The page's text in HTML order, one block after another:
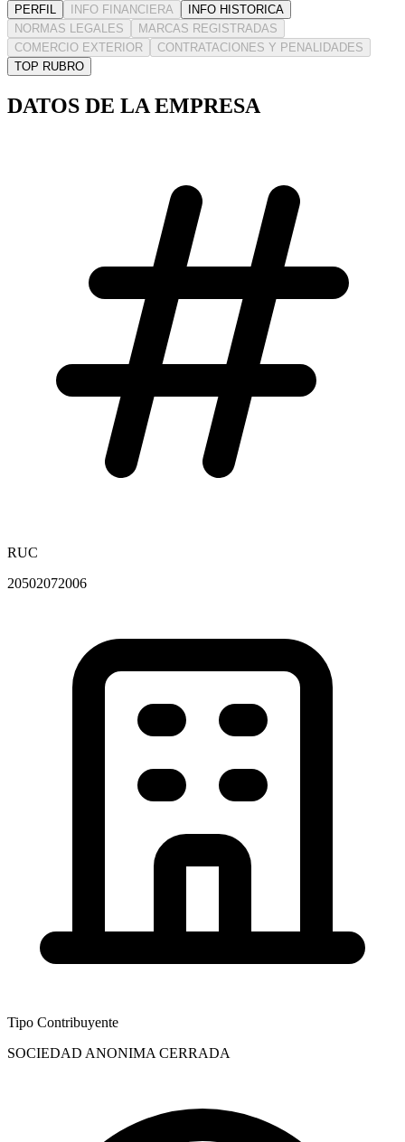
PERFIL INFO FINANCIERA
INFO HISTORICA
NORMAS LEGALES
MARCAS REGISTRADAS
COMERCIO EXTERIOR
CONTRATACIONES Y PENALIDADES
TOP RUBRO
DATOS DE LA EMPRESA
RUC
20502072006
Tipo Contribuyente
SOCIEDAD ANONIMA CERRADA